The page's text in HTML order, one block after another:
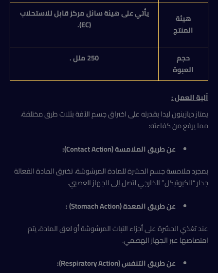
هيئة
المنتج
يأتي على هيئة سائل مركز قابل للاستحلاب
(
EC
).
حجم
العبوة
250 ملل .
آلية العمل :
يمتاز ديازينون ليدا بقدرته على اختراق جسم الآفة بثلاث طرق مختلفة،
مما يرفع من كفاءته:
عن طريق الملامسة (Contact Action):
بمجرد ملامسة جسم الحشرة للمادة المرشوشة، تخترق المادة الفعالة
جدار “الكيوتيكل” الخارجي لتصل إلى الجهاز العصبي.
عن طريق المعدة (Stomach Action) :
عند تغذي الحشرة على أجزاء النبات المرشوشة أو لعق المادة، يتم
امتصاصها عبر الجهاز الهضمي.
عن طريق التنفس (Respiratory Action):